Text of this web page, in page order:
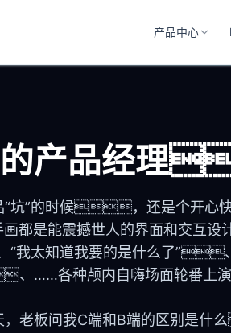
产品中心
产品经理
“坑”的时候，还是个开心
画都是能震撼世人的界面和交互
我太知道我要的是什么了
……各种颅内自嗨场面轮番上
，老板问我C端和B端的区别是